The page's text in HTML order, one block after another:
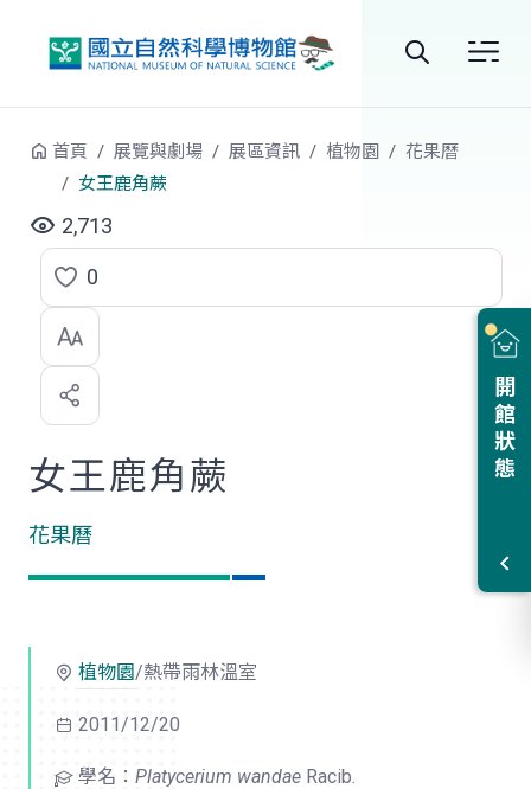
站
開館狀態
首頁 展覽與劇場 展區資訊 植物園
花果曆
女王鹿角蕨
2,713
點
選
喜
歡
0
女王鹿角蕨
花果曆
植物園/熱帶雨林溫室
2011/12/20
學名： Platycerium wandae Racib.